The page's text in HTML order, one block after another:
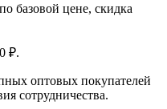
базовой цене, скидка
₽.
оптовых покупателей
сотрудничества.